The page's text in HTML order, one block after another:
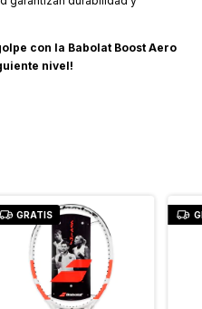
con la Babolat Boost Aero
nivel!
GRATIS